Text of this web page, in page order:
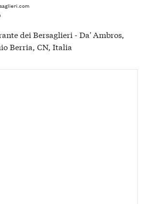
dei Bersaglieri - Da' Ambros,
Berria, CN, Italia